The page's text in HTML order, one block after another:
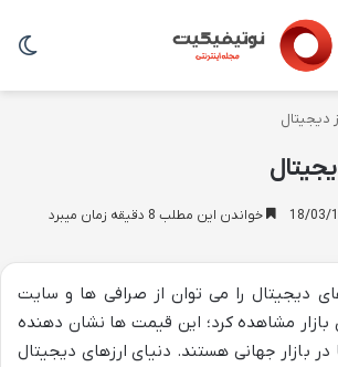
دیجیتال
خواندن این مطلب 8 دقیقه زمان میبرد
دیجیتال را می توان از صرافی ها و سایت
مشاهده کرد؛ این قیمت ها نشان دهنده
در بازار جهانی هستند. دنیای ارزهای دیجیتال